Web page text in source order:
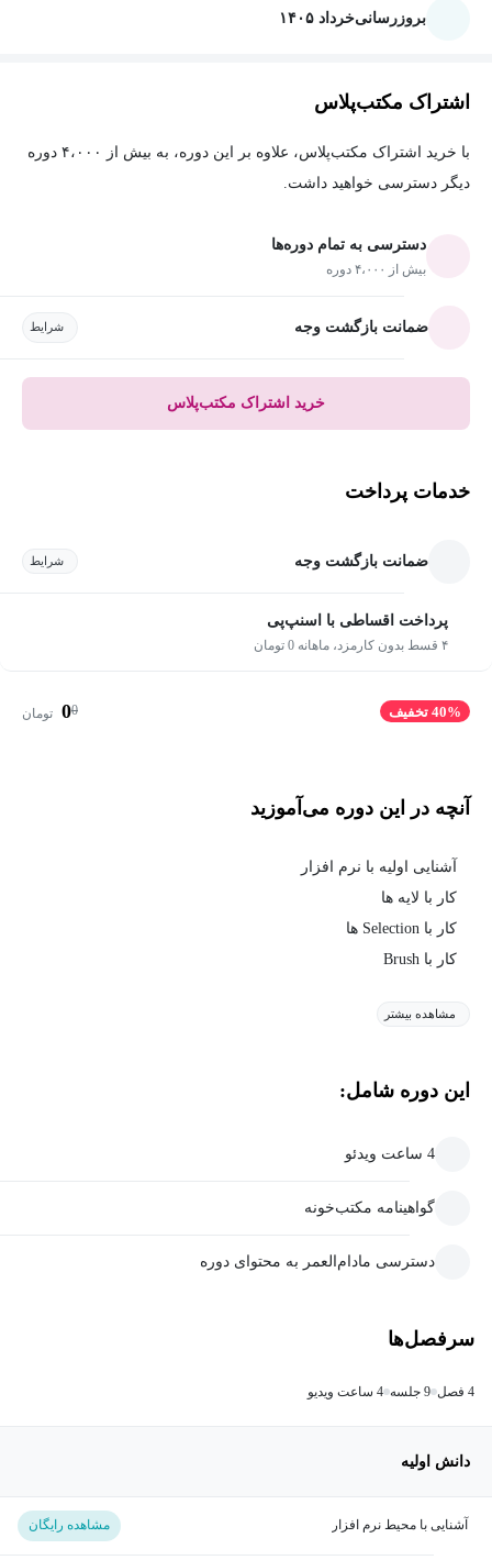
بروزرسانیخرداد ۱۴۰۵
اشتراک مکتب‌پلاس
با خرید اشتراک مکتب‌پلاس، علاوه بر این دوره، به بیش از ۴،۰۰۰ دوره
دیگر دسترسی خواهید داشت.
دسترسی به تمام دوره‌ها
بیش از ۴،۰۰۰ دوره
ضمانت بازگشت وجه شرایط
خرید اشتراک مکتب‌پلاس
خدمات پرداخت
ضمانت بازگشت وجه شرایط
پرداخت اقساطی با اسنپ‌پی
۴ قسط بدون کارمزد، ماهانه 0 تومان
40% تخفیف 0
0 تومان
آنچه در این دوره می‌آموزید
آشنایی اولیه با نرم افزار
کار با لایه ها
کار با Selection ها
کار با Brush
مشاهده بیشتر
این دوره شامل:
4 ساعت ویدئو
گواهینامه مکتب‌خونه
دسترسی مادام‌العمر به محتوای دوره
سرفصل‌ها
4 فصل 9 جلسه 4 ساعت ویدیو
دانش اولیه
آشنایی با محیط نرم افزار مشاهده رایگان